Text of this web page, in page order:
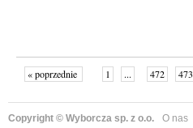
« poprzednie 1 ... 472 473
Copyright © Wyborcza sp. z o.o. O nas